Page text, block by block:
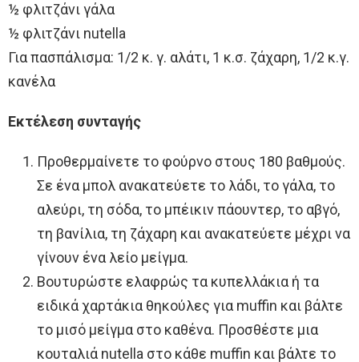
½ φλιτζάνι γάλα
½ φλιτζάνι nutella
Για πασπάλισμα: 1/2 κ. γ. αλάτι, 1 κ.σ. ζάχαρη, 1/2 κ.γ.
κανέλα
Εκτέλεση συνταγής
Προθερμαίνετε το φούρνο στους 180 βαθμούς.
Σε ένα μπολ ανακατεύετε το λάδι, το γάλα, το
αλεύρι, τη σόδα, το μπέικιν πάουντερ, το αβγό,
τη βανίλια, τη ζάχαρη και ανακατεύετε μέχρι να
γίνουν ένα λείο μείγμα.
Βουτυρώστε ελαφρώς τα κυπελλάκια ή τα
ειδικά χαρτάκια θηκούλες για muffin και βάλτε
το μισό μείγμα στο καθένα. Προσθέστε μια
κουταλιά nutella στο κάθε muffin και βάλτε το